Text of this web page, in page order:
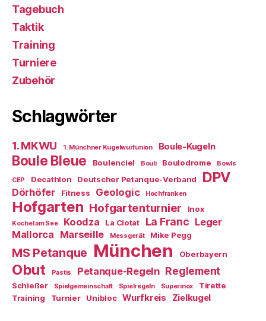
Tagebuch
Taktik
Training
Turniere
Zubehör
Schlagwörter
1. MKWU 1. Münchner Kugelwurfunion Boule-Kugeln
Boule Bleue Boulenciel Bouli Boulodrome Bowls
CEP Decathlon Deutscher Petanque-Verband DPV
Dörhöfer Fitness Geologic Hochfranken
Hofgarten Hofgartenturnier Inox
Kochel am See Koodza La Ciotat La Franc Leger
Mallorca Marseille Messgerät Mike Pegg
MS Petanque München Oberbayern
Obut Pastis Petanque-Regeln Reglement
Schießer Spielgemeinschaft Spielregeln Superinox
Tirette
Training
Turnier Unibloc Wurfkreis Zielkugel